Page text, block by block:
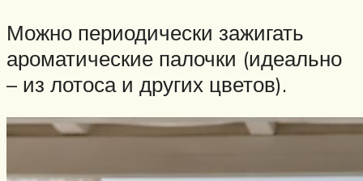
Можно периодически зажигать
ароматические палочки (идеально
– из лотоса и других цветов).